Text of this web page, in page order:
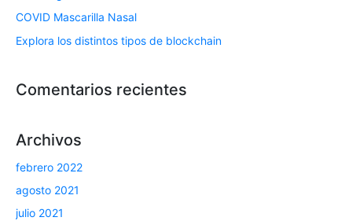
COVID Mascarilla Nasal
Explora los distintos tipos de blockchain
Comentarios recientes
Archivos
febrero 2022
agosto 2021
julio 2021